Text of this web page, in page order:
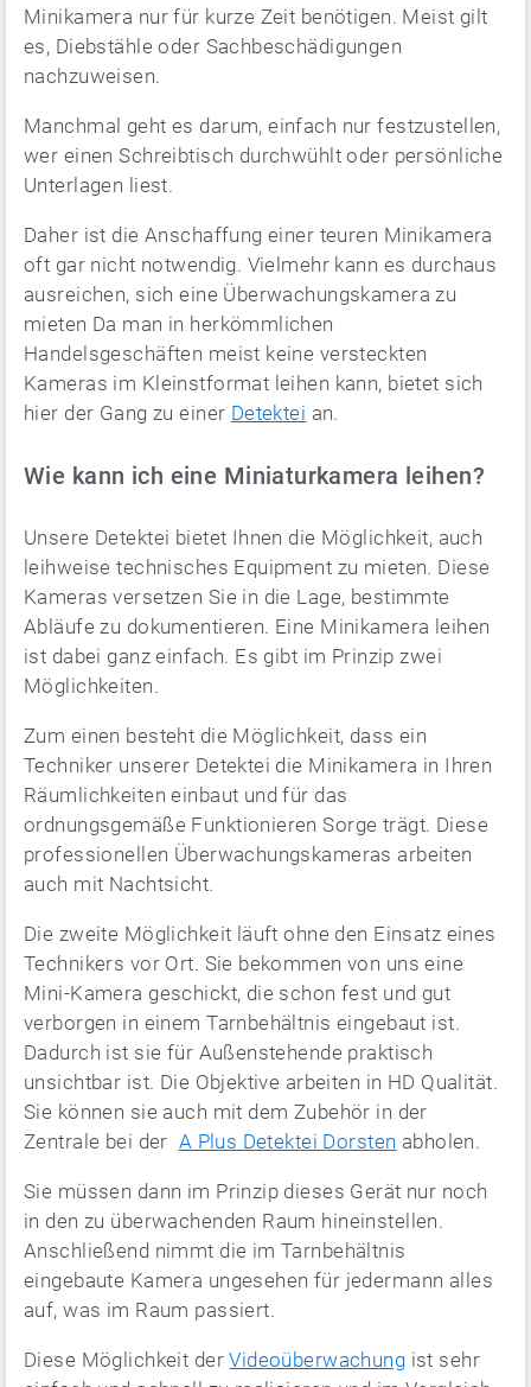
Minikamera nur für kurze Zeit benötigen. Meist gilt
es, Diebstähle oder Sachbeschädigungen
nachzuweisen.
Manchmal geht es darum, einfach nur festzustellen,
wer einen Schreibtisch durchwühlt oder persönliche
Unterlagen liest.
Daher ist die Anschaffung einer teuren Minikamera
oft gar nicht notwendig. Vielmehr kann es durchaus
ausreichen, sich eine Überwachungskamera zu
mieten Da man in herkömmlichen
Handelsgeschäften meist keine versteckten
Kameras im Kleinstformat leihen kann, bietet sich
hier der Gang zu einer Detektei an.
Wie kann ich eine Miniaturkamera leihen?
Unsere Detektei bietet Ihnen die Möglichkeit, auch
leihweise technisches Equipment zu mieten. Diese
Kameras versetzen Sie in die Lage, bestimmte
Abläufe zu dokumentieren. Eine Minikamera leihen
ist dabei ganz einfach. Es gibt im Prinzip zwei
Möglichkeiten.
Zum einen besteht die Möglichkeit, dass ein
Techniker unserer Detektei die Minikamera in Ihren
Räumlichkeiten einbaut und für das
ordnungsgemäße Funktionieren Sorge trägt. Diese
professionellen Überwachungskameras arbeiten
auch mit Nachtsicht.
Die zweite Möglichkeit läuft ohne den Einsatz eines
Technikers vor Ort. Sie bekommen von uns eine
Mini-Kamera geschickt, die schon fest und gut
verborgen in einem Tarnbehältnis eingebaut ist.
Dadurch ist sie für Außenstehende praktisch
unsichtbar ist. Die Objektive arbeiten in HD Qualität.
Sie können sie auch mit dem Zubehör in der
Zentrale bei der A Plus Detektei Dorsten abholen.
Sie müssen dann im Prinzip dieses Gerät nur noch
in den zu überwachenden Raum hineinstellen.
Anschließend nimmt die im Tarnbehältnis
eingebaute Kamera ungesehen für jedermann alles
auf, was im Raum passiert.
Diese Möglichkeit derVideoüberwachung ist sehr